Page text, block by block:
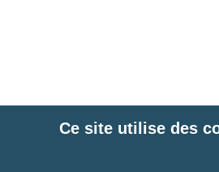
Ce site utilise des